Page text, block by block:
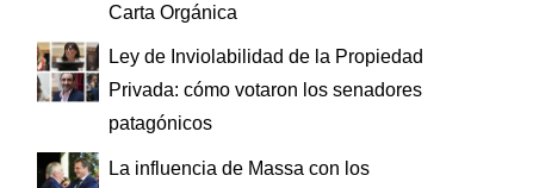
Carta Orgánica
Ley de Inviolabilidad de la Propiedad
Privada: cómo votaron los senadores
patagónicos
La influencia de Massa con los